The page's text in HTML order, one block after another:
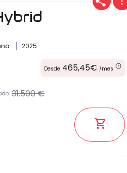
Combustible
(Elige una o varias opciones)
2025
Desde 465,45€ /mes
31.500 €